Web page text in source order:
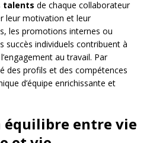
talents de chaque collaborateur
leur motivation et leur
les promotions internes ou
succès individuels contribuent à
au travail. Par
des profils et des compétences
d’équipe enrichissante et
équilibre entre vie